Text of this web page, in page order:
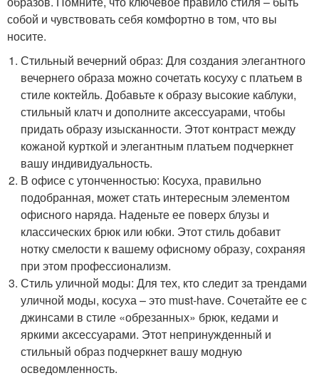
собой и чувствовать себя комфортно в том, что вы
носите.
Стильный вечерний образ: Для создания элегантного
вечернего образа можно сочетать косуху с платьем в
стиле коктейль. Добавьте к образу высокие каблуки,
стильный клатч и дополните аксессуарами, чтобы
придать образу изысканности. Этот контраст между
кожаной курткой и элегантным платьем подчеркнет
вашу индивидуальность.
В офисе с утонченностью: Косуха, правильно
подобранная, может стать интересным элементом
офисного наряда. Наденьте ее поверх блузы и
классических брюк или юбки. Этот стиль добавит
нотку смелости к вашему офисному образу, сохраняя
при этом профессионализм.
Стиль уличной моды: Для тех, кто следит за трендами
уличной моды, косуха – это must-have. Сочетайте ее с
джинсами в стиле «обрезанных» брюк, кедами и
яркими аксессуарами. Этот непринужденный и
стильный образ подчеркнет вашу модную
осведомленность.